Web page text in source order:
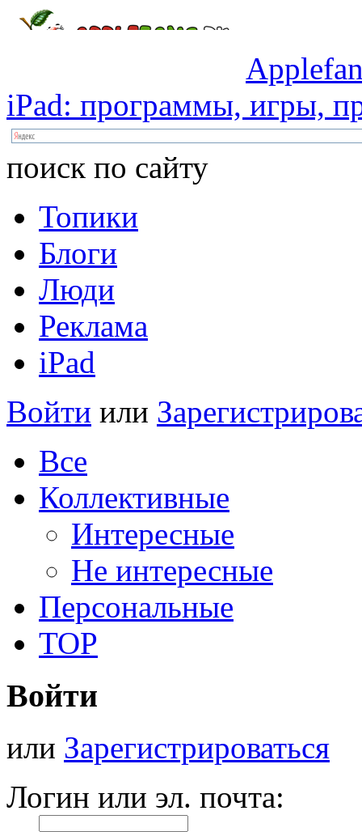
iPad: программы, игры,
поиск по сайту
Топики
Блоги
Люди
Реклама
iPad
Войти или
Все
Коллективные
Интересные
Не интересные
Персональные
TOP
Войти
или Зарегистрироваться
Логин или эл. почта: